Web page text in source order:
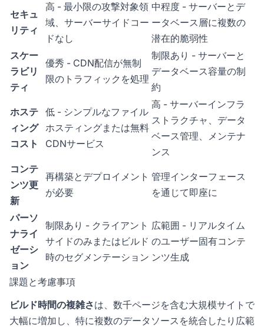
セキュ
リティ
高 - 最小限の攻撃対象領
域、サーバーサイドコー
ドなし
中程度 - サーバーとデ
ータベース層に複数の
潜在的脆弱性
スケー
ラビリ
ティ
優秀 - CDN配信が無制
限のトラフィックを処理
制限あり - サーバーと
データベース容量の制
約
ホステ
ィング
コスト
低 - シンプルなファイル
ホスティングまたは無料
CDNサービス
高 - サーバーインフラ
ストラクチャ、データ
ベース管理、メンテナ
ンス
コンテ
ンツ更
新
再構築とデプロイメント
が必要
管理インターフェース
を通じて即座に
パーソ
ナライ
ゼーシ
ョン
制限あり - クライアント
サイドのみまたはビルド
時のセグメンテーション
広範囲 - リアルタイム
のユーザー固有コンテ
ンツ生成
課題と考慮事項
ビルド時間の複雑さは、数千ページを含む大規模サイトで
大幅に増加し、特に複数のデータソースを統合したり広範